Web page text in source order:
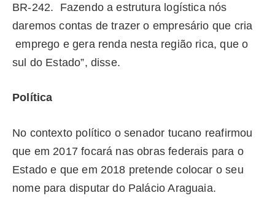
BR-242. Fazendo a estrutura logística nós
daremos contas de trazer o empresário que cria
emprego e gera renda nesta região rica, que o
sul do Estado”, disse.
Política
No contexto político o senador tucano reafirmou
que em 2017 focará nas obras federais para o
Estado e que em 2018 pretende colocar o seu
nome para disputar do Palácio Araguaia.